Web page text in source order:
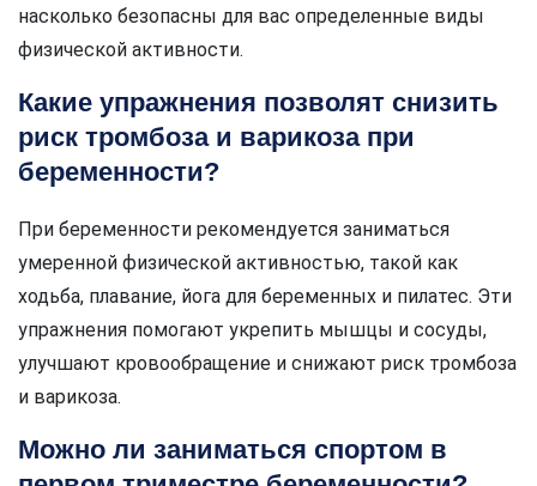
насколько безопасны для вас определенные виды
физической активности.
Какие упражнения позволят снизить
риск тромбоза и варикоза при
беременности?
При беременности рекомендуется заниматься
умеренной физической активностью, такой как
ходьба, плавание, йога для беременных и пилатес. Эти
упражнения помогают укрепить мышцы и сосуды,
улучшают кровообращение и снижают риск тромбоза
и варикоза.
Можно ли заниматься спортом в